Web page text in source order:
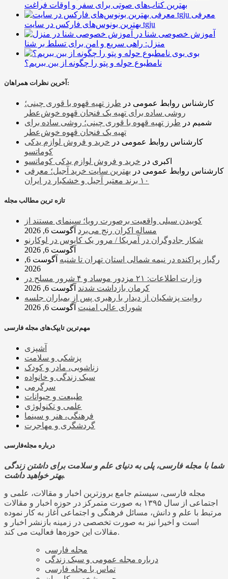
بهترین کتاب‌های صوتی برای سفر و اوقات فراغت
معرفی
بهترین بونوس‌های فارکس در سایت tgju
آموزش خصوصی شنا در
منزل: راهی سریع و امن برای تسلط بر شنا
بوی
نامطبوع حوله و پتو را چگونه از بین ببریم؟
آخرین نظرات همراهان:
کارشناس روابط عمومی در طرز تهیه قهوه با قوری چینی؛
روشی ساده برای تهیه یک فنجان قهوه خوش‌عطر
شمیم در طرز تهیه قهوه با قوری چینی؛ روشی ساده برای
تهیه یک فنجان قهوه خوش‌عطر
کارشناس روابط عمومی در خرید و فروش لوازم یدکی
کوماتسو
اکبری در خرید و فروش لوازم یدکی کوماتسو
کارشناس روابط عمومی در بهترین سایت خرید آجیل؛ معرفی
۱۰ برند معتبر آجیل و خشکبار در ایران
تازه ترین مطالب مجله
کوبیدن سیلی واقعیت برصورت رویا؛ سینمای مستند از
مساله اکران رنج می‌برد آگوست 6, 2026
شکار جادوگران در آمریکا / مرور یک کابوس در لوکارنو
آگوست 6, 2026
رگبار پراکنده در نیمه شمالی استان تهران تا شنبه
آگوست 6,
2026
وزارت اطلاعات: ۲۱ مزدور موساد و ۴ شرور مسلح در
کرمان بازداشت شدند آگوست 6, 2026
روایت پزشکیان از دیدار با رهبری پس از بمباران جلسه
شورای عالی امنیت آگوست 6, 2026
مهم‌ترین تایپک‌های مجله فارسی
آشپزی
پزشکی و سلامت
زناشویی، مادر و کودک
سبک زندگی و خانواده
سرگرمی
طبیعت و حیوانات
علمی و تکنولوژی
فرهنگی، هنر و سینما
گردشگری و مهاجرت
درباره مجله‌فارسی
شما با مجله فارسی، پلی به دنیای علم و سلامت برای داشتن زندگی
بهتر خواهید داشت.
مجله فارسی، سیستم جامع بروزترین اخبار و مقالات، علمی و
اجتماعی از سال ۱۳۹۵ به صورت متمرکز در حوزه اخبار و مقالات
مرتبط با علم و دانش، مسائل فرهنگی و اجتماعی آغاز به کار نموده
است و اخیرا نیز به صورت تخصصی در زمینه بازنشر اخبار و
مقالات این حوزه‌ها فعالیت می کند.
مجله فارسی
درباره مجله عمومی و سبک زندگی
تماس با مجله فارسی